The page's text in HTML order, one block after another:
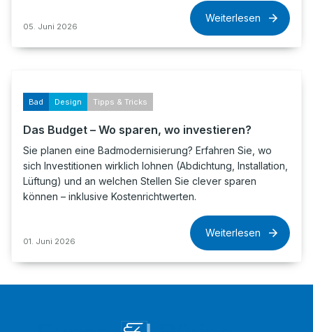
05. Juni 2026
Weiterlesen
Bad Design Tipps & Tricks
Das Budget – Wo sparen, wo investieren?
Sie planen eine Badmodernisierung? Erfahren Sie, wo
sich Investitionen wirklich lohnen (Abdichtung, Installation,
Lüftung) und an welchen Stellen Sie clever sparen
können – inklusive Kostenrichtwerten.
01. Juni 2026
Weiterlesen